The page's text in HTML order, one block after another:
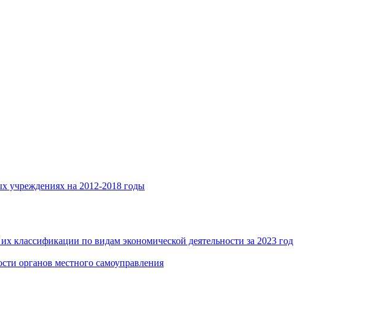
учреждениях на 2012-2018 годы
классификации по видам экономической деятельности за 2023 год
органов местного самоуправления